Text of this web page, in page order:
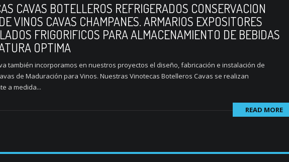
CAVAS BOTELLEROS REFRIGERADOS CONSERVACION
VINOS CAVAS CHAMPANES. ARMARIOS EXPOSITORES
FRIGORIFICOS PARA ALMACENAMIENTO DE BEBIDAS
OPTIMA
también incorporamos en nuestros proyectos el diseño, fabricación e instalación de
de Maduración para Vinos. Nuestras Vinotecas Botelleros Cavas se realizan
a medida...
READ MORE